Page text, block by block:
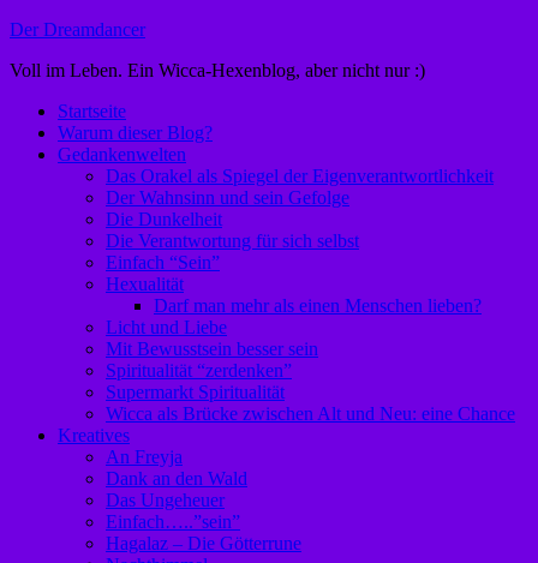
Zum
springen
Der Dreamdancer
Voll im Leben. Ein Wicca-Hexenblog, aber nicht nur :)
Startseite
Warum dieser Blog?
Gedankenwelten
Das Orakel als Spiegel der Eigenverantwortlichkeit
Der Wahnsinn und sein Gefolge
Die Dunkelheit
Die Verantwortung für sich selbst
Einfach “Sein”
Hexualität
Darf man mehr als einen Menschen lieben?
Licht und Liebe
Mit Bewusstsein besser sein
Spiritualität “zerdenken”
Supermarkt Spiritualität
Wicca als Brücke zwischen Alt und Neu: eine Chance
Kreatives
An Freyja
Dank an den Wald
Das Ungeheuer
Einfach…..”sein”
Hagalaz – Die Götterrune